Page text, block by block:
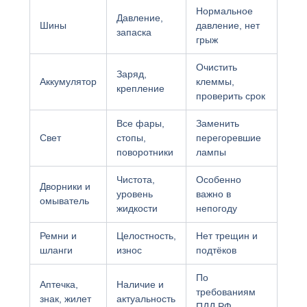
Шины
Давление,
запаска
Нормальное
давление, нет
грыж
Аккумулятор
Заряд,
крепление
Очистить
клеммы,
проверить срок
Свет
Все фары,
стопы,
поворотники
Заменить
перегоревшие
лампы
Дворники и
омыватель
Чистота,
уровень
жидкости
Особенно
важно в
непогоду
Ремни и
шланги
Целостность,
износ
Нет трещин и
подтёков
Аптечка,
знак, жилет
Наличие и
актуальность
По
требованиям